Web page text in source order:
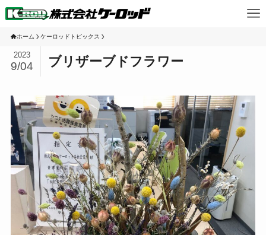
ホーム ケーロッドトピックス
ブリザーブドフラワー
2023
9/04